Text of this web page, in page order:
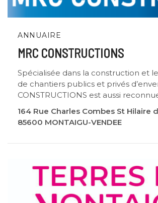
ANNUAIRE
MRC CONSTRUCTIONS
Spécialisée dans la construction et
de chantiers publics et privés
CONSTRUCTIONS est aussi
164 Rue Charles Combes St Hilaire
85600 MONTAIGU-VENDEE